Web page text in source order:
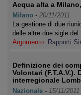
Acqua alta a
Milano - 20/11/2011
La gestione di due
delle altre due sigle
Argomento: Rapporti
Definizione dei
Volontari
interregionale
Nazionale - 15/11/2011